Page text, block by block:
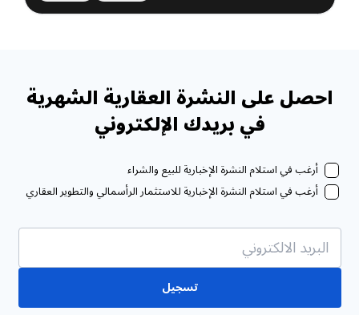
احصل على النشرة العقارية الشهرية
في بريدك الإلكتروني
أرغب في استلام النشرة الإخبارية للبيع والشراء
أرغب في استلام النشرة الإخبارية للاستثمار الرأسمالي والتطوير العقاري
تسجيل